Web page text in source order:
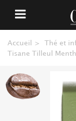
Accueil > Thé et
Tisane Tilleul